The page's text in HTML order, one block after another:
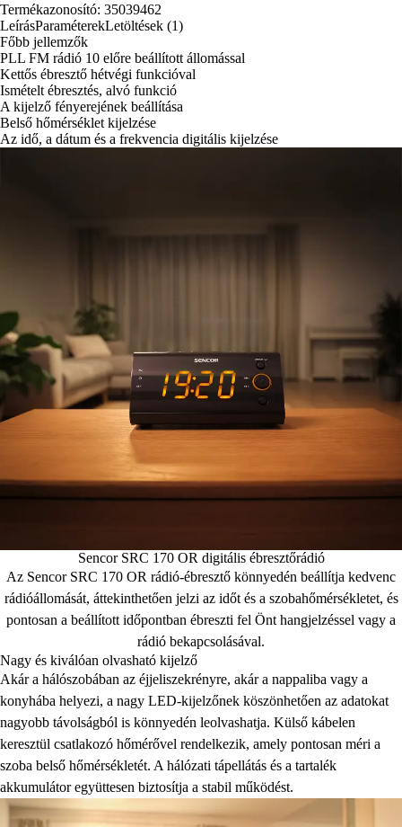
Termékazonosító: 35039462
LeírásParaméterekLetöltések (1)
Főbb jellemzők
PLL FM rádió 10 előre beállított állomással
Kettős ébresztő hétvégi funkcióval
Ismételt ébresztés, alvó funkció
A kijelző fényerejének beállítása
Belső hőmérséklet kijelzése
Az idő, a dátum és a frekvencia digitális kijelzése
Sencor SRC 170 OR digitális ébresztőrádió
Az Sencor SRC 170 OR rádió-ébresztő könnyedén beállítja kedvenc
rádióállomását, áttekinthetően jelzi az időt és a szobahőmérsékletet, és
pontosan a beállított időpontban ébreszti fel Önt hangjelzéssel vagy a
rádió bekapcsolásával.
Nagy és kiválóan olvasható kijelző
Akár a hálószobában az éjjeliszekrényre, akár a nappaliba vagy a
konyhába helyezi, a nagy LED-kijelzőnek köszönhetően az adatokat
nagyobb távolságból is könnyedén leolvashatja. Külső kábelen
keresztül csatlakozó hőmérővel rendelkezik, amely pontosan méri a
szoba belső hőmérsékletét. A hálózati tápellátás és a tartalék
akkumulátor együttesen biztosítja a stabil működést.